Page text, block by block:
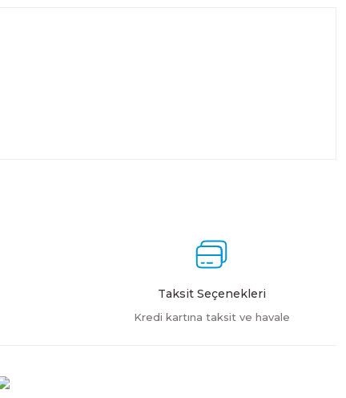
Taksit Seçenekleri
Kredi kartına taksit ve havale